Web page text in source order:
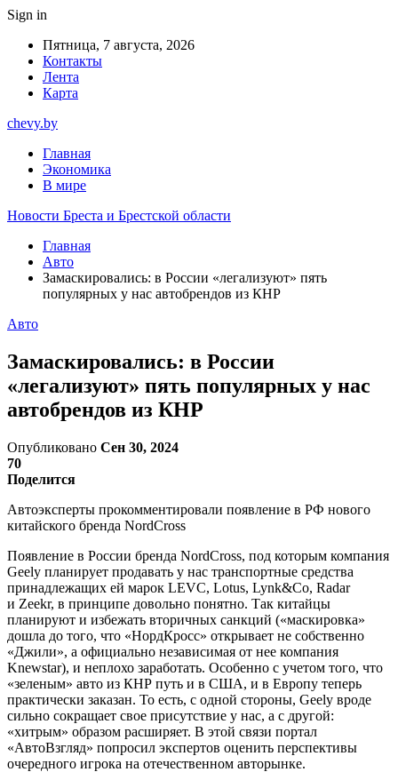
Sign in
Пятница, 7 августа, 2026
Контакты
Лента
Карта
chevy.by
Главная
Экономика
В мире
Новости Бреста и Брестской области
Главная
Авто
Замаскировались: в России «легализуют» пять
популярных у нас автобрендов из КНР
Авто
Замаскировались: в России
«легализуют» пять популярных у нас
автобрендов из КНР
Опубликовано Сен 30, 2024
70
Поделится
Автоэксперты прокомментировали появление в РФ нового
китайского бренда NordCross
Появление в России бренда NordCross, под которым компания
Geely планирует продавать у нас транспортные средства
принадлежащих ей марок LEVC, Lotus, Lynk&Co, Radar
и Zeekr, в принципе довольно понятно. Так китайцы
планируют и избежать вторичных санкций («маскировка»
дошла до того, что «НордКросс» открывает не собственно
«Джили», а официально независимая от нее компания
Knewstar), и неплохо заработать. Особенно с учетом того, что
«зеленым» авто из КНР путь и в США, и в Европу теперь
практически заказан. То есть, с одной стороны, Geely вроде
сильно сокращает свое присутствие у нас, а с другой:
«хитрым» образом расширяет. В этой связи портал
«АвтоВзгляд» попросил экспертов оценить перспективы
очередного игрока на отечественном авторынке.